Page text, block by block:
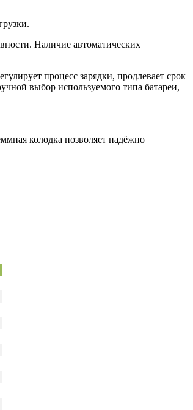
Наличие автоматических
процесс зарядки, продлевает срок
выбор используемого типа батареи,
колодка позволяет надёжно